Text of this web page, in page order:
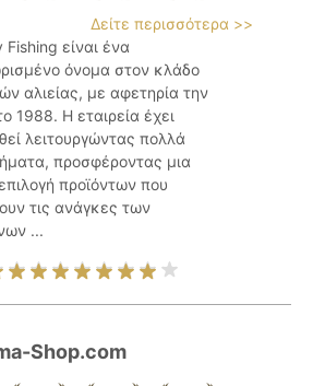
Δείτε περισσότερα >>
είναι ένα
όνομα στον κλάδο
αλιείας, με αφετηρία την
1988. Η εταιρεία έχει
λειτουργώντας πολλά
προσφέροντας μια
προϊόντων που
τις ανάγκες των
...
Shop.com